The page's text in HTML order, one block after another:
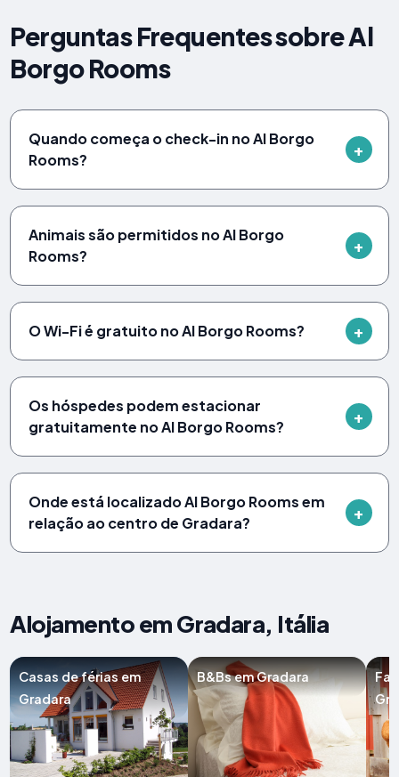
Perguntas Frequentes sobre Al
Borgo Rooms
Quando começa o check-in no Al Borgo
Rooms?
Animais são permitidos no Al Borgo
Rooms?
O Wi-Fi é gratuito no Al Borgo Rooms?
Os hóspedes podem estacionar
gratuitamente no Al Borgo Rooms?
Onde está localizado Al Borgo Rooms em
relação ao centro de Gradara?
Alojamento em Gradara, Itália
Casas de férias em
Gradara
B&Bs em Gradara